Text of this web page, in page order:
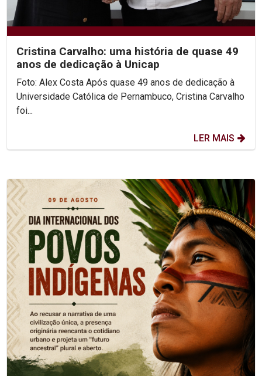
Cristina Carvalho: uma história de quase 49
anos de dedicação à Unicap
Foto: Alex Costa Após quase 49 anos de dedicação à
Universidade Católica de Pernambuco, Cristina Carvalho
foi...
LER MAIS